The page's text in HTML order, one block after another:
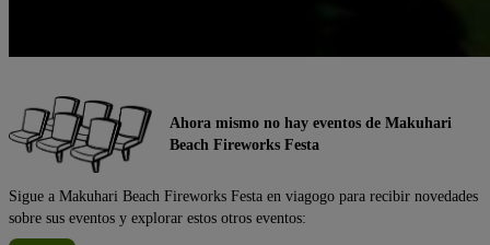
Ahora mismo no hay eventos de Makuhari
Beach Fireworks Festa
Sigue a Makuhari Beach Fireworks Festa en viagogo para recibir novedades
sobre sus eventos y explorar estos otros eventos: